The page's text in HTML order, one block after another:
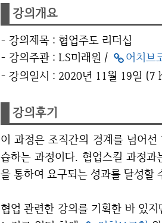
강의개요
- 강의제목 : 협업주도 리더십
- 강의주관 : LS미래원 /
어치브
- 강의일시 : 2020년 11월 19일 (7
강의후기​
이 과정은 조직간의 경계를 넘어선 협업이 필수적인 환경에서 활용할 수 있는 리더십전략과 스킬을 학
습하는 과정이다. 협업스킬 과정
을 통하여 요구되는 성과를 달성할
협업 관련한 강의를 기획한 바 있지만 고객니즈가 적어 강의로 연결할 기회가 많지 않았다. 기회를 잔뜩